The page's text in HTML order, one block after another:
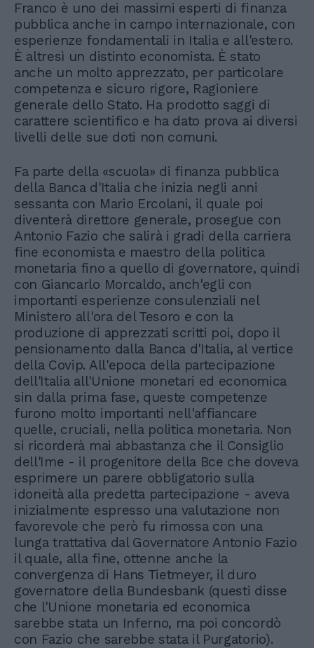
Franco è uno dei massimi esperti di finanza
pubblica anche in campo internazionale, con
esperienze fondamentali in Italia e all'estero.
È altresì un distinto economista. È stato
anche un molto apprezzato, per particolare
competenza e sicuro rigore, Ragioniere
generale dello Stato. Ha prodotto saggi di
carattere scientifico e ha dato prova ai diversi
livelli delle sue doti non comuni.
Fa parte della «scuola» di finanza pubblica
della Banca d'Italia che inizia negli anni
sessanta con Mario Ercolani, il quale poi
diventerà direttore generale, prosegue con
Antonio Fazio che salirà i gradi della carriera
fine economista e maestro della politica
monetaria fino a quello di governatore, quindi
con Giancarlo Morcaldo, anch'egli con
importanti esperienze consulenziali nel
Ministero all'ora del Tesoro e con la
produzione di apprezzati scritti poi, dopo il
pensionamento dalla Banca d'Italia, al vertice
della Covip. All'epoca della partecipazione
dell'Italia all'Unione monetari ed economica
sin dalla prima fase, queste competenze
furono molto importanti nell'affiancare
quelle, cruciali, nella politica monetaria. Non
si ricorderà mai abbastanza che il Consiglio
dell'Ime - il progenitore della Bce che doveva
esprimere un parere obbligatorio sulla
idoneità alla predetta partecipazione - aveva
inizialmente espresso una valutazione non
favorevole che però fu rimossa con una
lunga trattativa dal Governatore Antonio Fazio
il quale, alla fine, ottenne anche la
convergenza di Hans Tietmeyer, il duro
governatore della Bundesbank (questi disse
che l'Unione monetaria ed economica
sarebbe stata un Inferno, ma poi concordò
con Fazio che sarebbe stata il Purgatorio).